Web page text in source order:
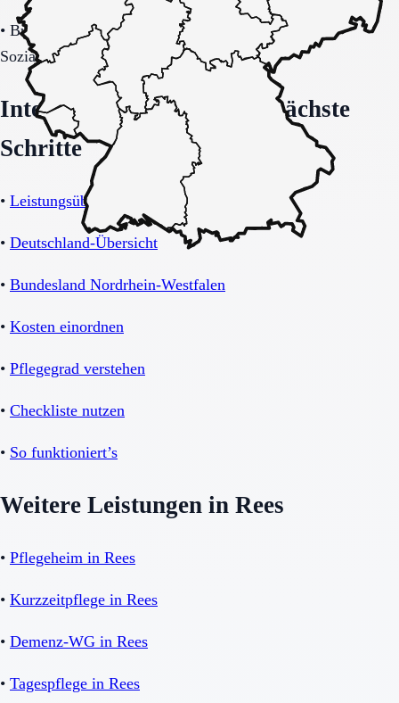
• Budget-/Kostenträgerrahmen (privat, Pflegekasse,
Sozialhilfe möglich).
Interne Orientierung und nächste
Schritte
• Leistungsübersicht Betreutes Wohnen
• Deutschland-Übersicht
• Bundesland Nordrhein-Westfalen
• Kosten einordnen
• Pflegegrad verstehen
• Checkliste nutzen
• So funktioniert’s
Weitere Leistungen in Rees
• Pflegeheim in Rees
• Kurzzeitpflege in Rees
• Demenz-WG in Rees
• Tagespflege in Rees